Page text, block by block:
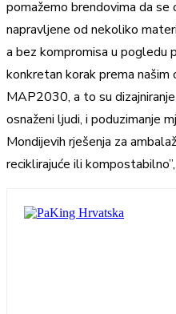
pomažemo brendovima da se
napravljene od nekoliko
a bez kompromisa u pogledu
konkretan korak prema
MAP2030, a to su
osnaženi ljudi, i poduzimanje
Mondijevih rješenja za
reciklirajuće ili